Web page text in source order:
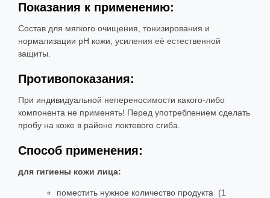
Показания к применению:
Состав для мягкого очищения, тонизирования и
нормализации рH кожи, усиления её естественной
защиты.
Противопоказания:
При индивидуальной непереносимости какого-либо
компонента не применять! Перед употреблением сделать
пробу на коже в районе локтевого сгиба.
Способ применения:
для гигиены кожи лица:
поместить нужное количество продукта (1